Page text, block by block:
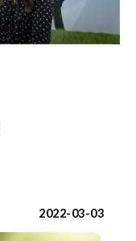
2022-03-03